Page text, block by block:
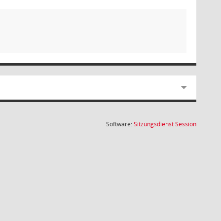
Software:SitzungsdienstSession(Wird in